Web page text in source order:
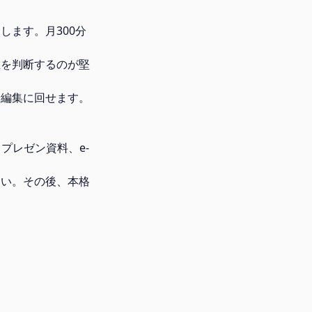
ます。月300分
判断するのが堅
集に回せます。
レゼン資料、e-
。その後、本格